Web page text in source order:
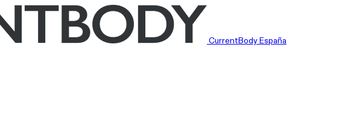
CurrentBody España